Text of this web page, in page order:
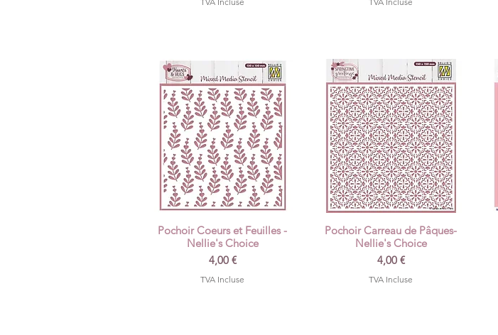
Aperçu rapide
Pochoir Coeurs et Feuilles -
Nellie's Choice
Prix
4,00 €
TVA Incluse
Aperçu rapide
Pochoir Carreau de Pâques-
Nellie's Choice
Prix
4,00 €
TVA Incluse